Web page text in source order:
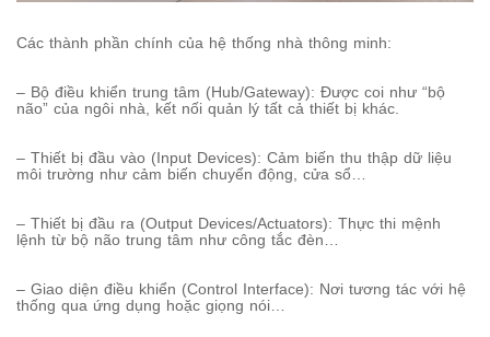
Các thành phần chính của hệ thống nhà thông minh:
– Bộ điều khiển trung tâm (Hub/Gateway): Được coi như “bộ
não” của ngôi nhà, kết nối quản lý tất cả thiết bị khác.
– Thiết bị đầu vào (Input Devices): Cảm biến thu thập dữ liệu
môi trường như cảm biến chuyển động, cửa sổ…
– Thiết bị đầu ra (Output Devices/Actuators): Thực thi mệnh
lệnh từ bộ não trung tâm như công tắc đèn…
– Giao diện điều khiển (Control Interface): Nơi tương tác với hệ
thống qua ứng dụng hoặc giọng nói…